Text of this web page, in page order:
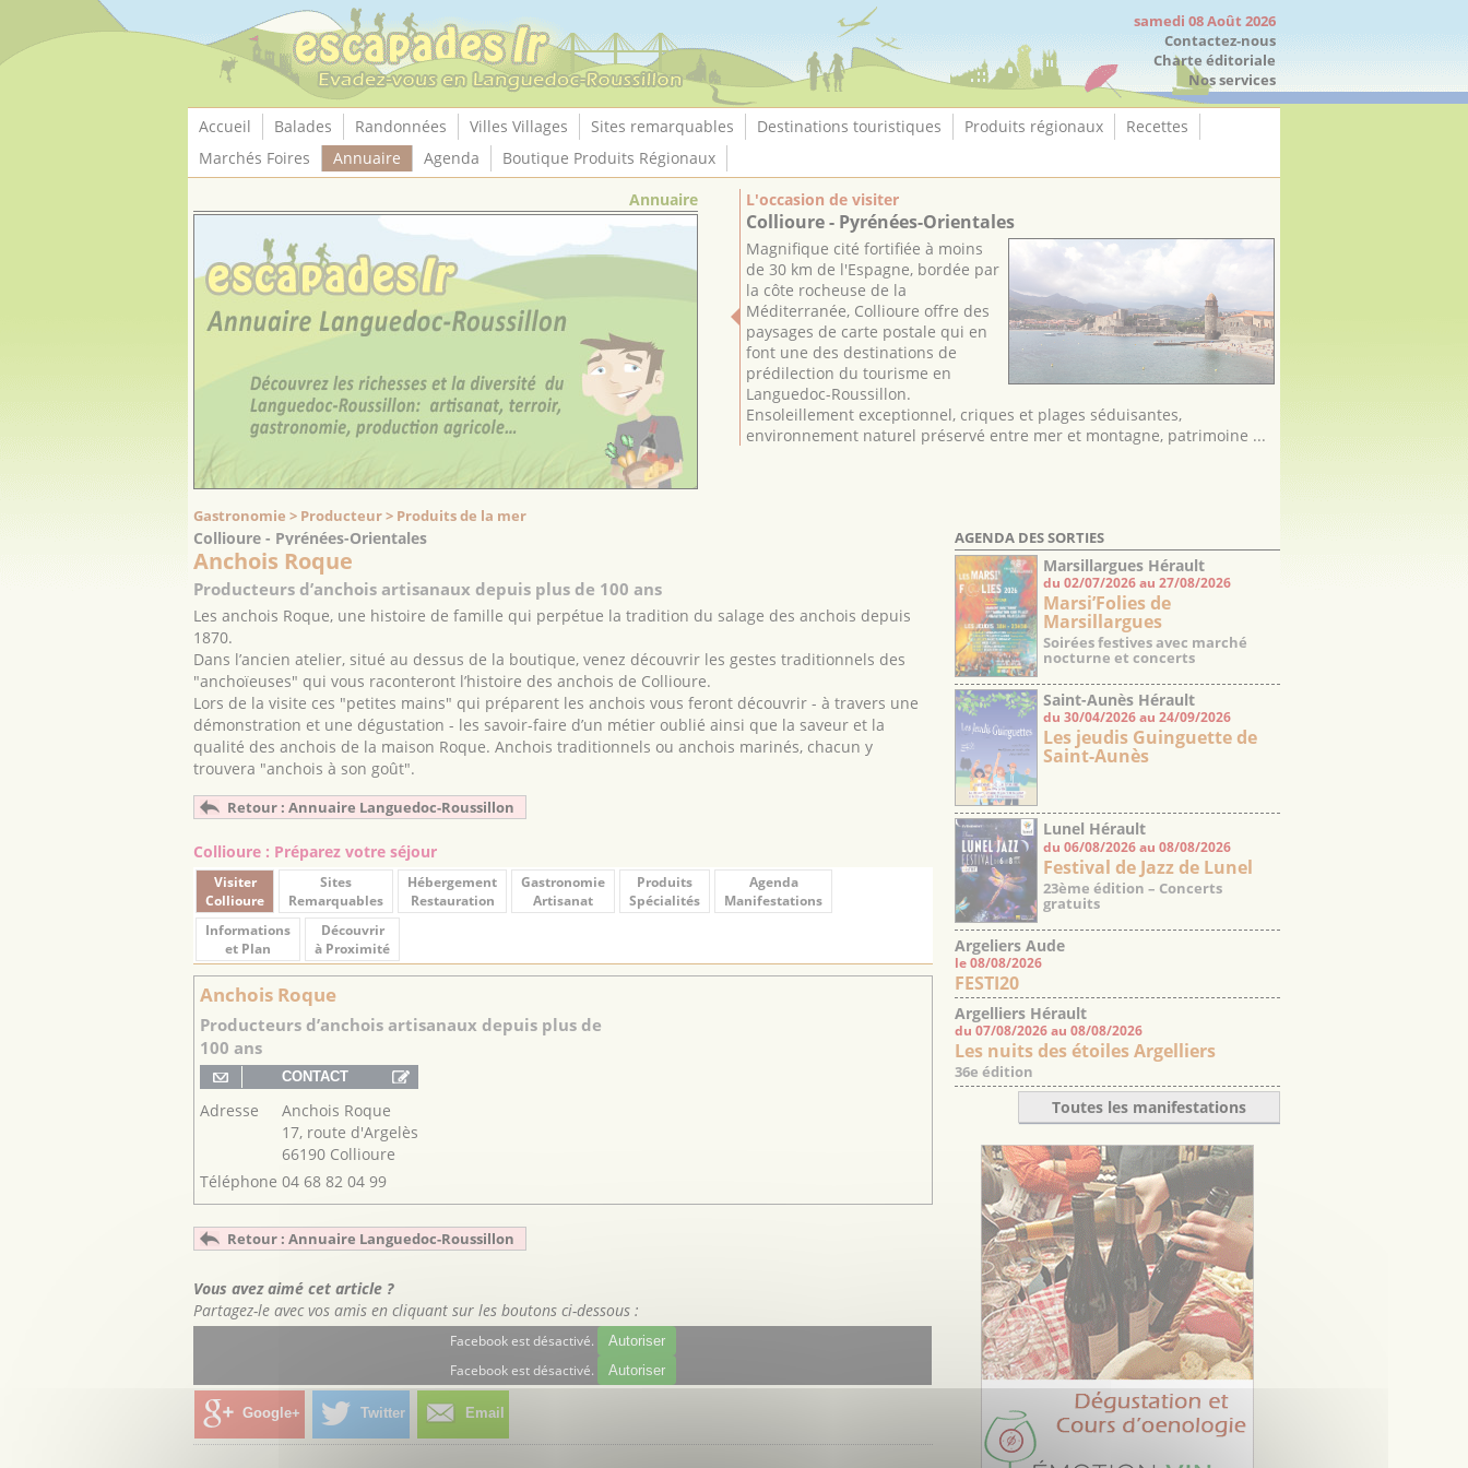
samedi 08 Août 2026
Contactez-nous
Charte éditoriale
Nos services
Accueil Balades Randonnées Villes Villages Sites remarquables Destinations touristiques Produits régionaux
Recettes
Marchés Foires
Annuaire Agenda
Boutique Produits Régionaux
Annuaire
L'occasion de visiter
Collioure - Pyrénées-Orientales
Magnifique cité fortifiée à moins
de 30 km de l'Espagne, bordée par
la côte rocheuse de la
Méditerranée, Collioure offre des
paysages de carte postale qui en
font une des destinations de
prédilection du tourisme en
Languedoc-Roussillon.
Ensoleillement exceptionnel, criques et plages séduisantes,
environnement naturel préservé entre mer et montagne, patrimoine ...
Gastronomie > Producteur > Produits de la mer
Collioure - Pyrénées-Orientales
Anchois Roque
Producteurs d’anchois artisanaux depuis plus de 100 ans
Les anchois Roque, une histoire de famille qui perpétue la tradition du salage des anchois depuis
1870.
Dans l’ancien atelier, situé au dessus de la boutique, venez découvrir les gestes traditionnels des
"anchoïeuses" qui vous raconteront l’histoire des anchois de Collioure.
Lors de la visite ces "petites mains" qui préparent les anchois vous feront découvrir - à travers une
démonstration et une dégustation - les savoir-faire d’un métier oublié ainsi que la saveur et la
qualité des anchois de la maison Roque. Anchois traditionnels ou anchois marinés, chacun y
trouvera "anchois à son goût".
Retour : Annuaire Languedoc-Roussillon
Collioure : Préparez votre séjour
Visiter
Collioure
Sites
Remarquables
Hébergement
Restauration
Gastronomie
Artisanat
Produits
Spécialités
Agenda
Manifestations
Informations
et Plan
Découvrir
à Proximité
Anchois Roque
Producteurs d’anchois artisanaux depuis plus de
100 ans
Adresse
Anchois Roque
17, route d'Argelès
66190 Collioure
Téléphone 04 68 82 04 99
Retour : Annuaire Languedoc-Roussillon
Vous avez aimé cet article ?
Partagez-le avec vos amis en cliquant sur les boutons ci-dessous :
Facebook est désactivé. Autoriser
Facebook est désactivé. Autoriser
Google+ Twitter Email
AGENDA DES SORTIES
Marsillargues Hérault
du 02/07/2026 au 27/08/2026
Marsi’Folies de
Marsillargues
Soirées festives avec marché
nocturne et concerts
Saint-Aunès Hérault
du 30/04/2026 au 24/09/2026
Les jeudis Guinguette de
Saint-Aunès
Lunel Hérault
du 06/08/2026 au 08/08/2026
Festival de Jazz de Lunel
23ème édition – Concerts
gratuits
Argeliers Aude
le 08/08/2026
FESTI20
Argelliers Hérault
du 07/08/2026 au 08/08/2026
Les nuits des étoiles Argelliers
36e édition
Toutes les manifestations
Panneau de gestion des cookies